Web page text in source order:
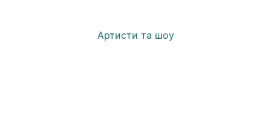
Артисти та шоу